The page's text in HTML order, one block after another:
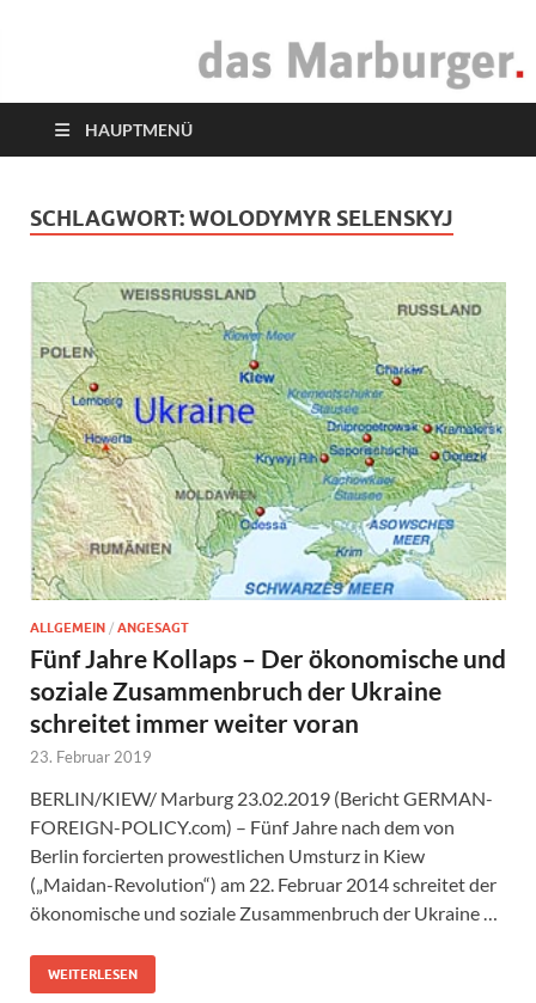
das Marburger.
HAUPTMENÜ
SCHLAGWORT:WOLODYMYR SELENSKYJ
ALLGEMEIN / ANGESAGT
Fünf Jahre Kollaps – Der ökonomische und
soziale Zusammenbruch der Ukraine
schreitet immer weiter voran
23. Februar 2019
BERLIN/KIEW/ Marburg 23.02.2019 (Bericht GERMAN-
FOREIGN-POLICY.com) – Fünf Jahre nach dem von
Berlin forcierten prowestlichen Umsturz in Kiew
(„Maidan-Revolution“) am 22. Februar 2014 schreitet der
ökonomische und soziale Zusammenbruch der Ukraine …
WEITERLESEN